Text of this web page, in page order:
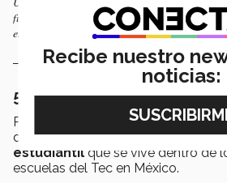
fue el que los alumnos pueden potenciar su
estudiantiles.
5. ALUMNOS: FUENTE DE
Por último, las siete
dedicadas a losalumnosy a la
estudiantilque se vive dentro de
escuelas del Tec en México.
Recibe nuestro
noticias: